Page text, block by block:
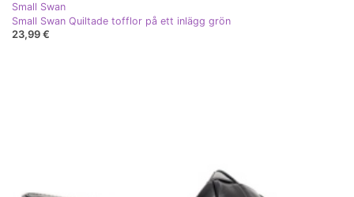
Small Swan
Small Swan Quiltade tofflor på ett inlägg grön
23,99 €